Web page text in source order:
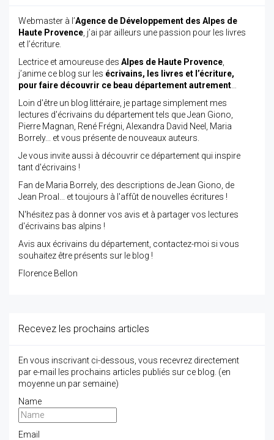
Webmaster à l’Agence de Développement des Alpes de
Haute Provence , j’ai par ailleurs une passion pour les livres
et l’écriture.
Lectrice et amoureuse des Alpes de Haute Provence
j’anime ce blog sur les écrivains, les livres et l’écriture,
pour faire découvrir ce beau département autrement
Loin d'être un blog littéraire, je partage simplement mes
lectures d'écrivains du département tels que Jean Giono,
Pierre Magnan, René Frégni, Alexandra David Neel, Maria
Borrely... et vous présente de nouveaux auteurs.
Je vous invite aussi à découvrir ce département qui inspire
tant d'écrivains !
Fan de Maria Borrely, des descriptions de Jean Giono, de
Jean Proal... et toujours à l'affût de nouvelles écritures !
N'hésitez pas à donner vos avis et à partager vos lectures
d'écrivains bas alpins !
Avis aux écrivains du département, contactez-moi si vous
souhaitez être présents sur le blog !
Florence Bellon
Recevez les prochains articles
En vous inscrivant ci-dessous, vous recevrez directement
par e-mail les prochains articles publiés sur ce blog. (en
moyenne un par semaine)
Name
Email